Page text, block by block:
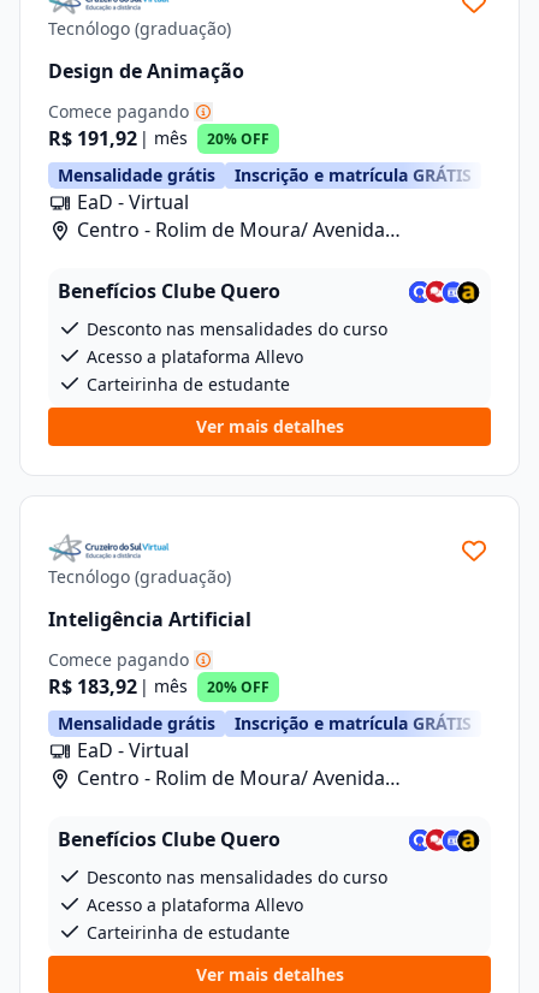
Tecnólogo (graduação)
Design de Animação
Comece pagando
R$ 191,92 | mês 20% OFF
Mensalidade grátis Inscrição e matrícula GRÁTIS
EaD - Virtual
Centro - Rolim de Moura/ Avenida
Benefícios Clube Quero
Desconto nas mensalidades do curso
Acesso a plataforma Allevo
Carteirinha de estudante
Ver mais detalhes
Tecnólogo (graduação)
Inteligência Artificial
Comece pagando
R$ 183,92 | mês 20% OFF
Mensalidade grátis Inscrição e matrícula GRÁTIS
EaD - Virtual
Centro - Rolim de Moura/ Avenida
Benefícios Clube Quero
Desconto nas mensalidades do curso
Acesso a plataforma Allevo
Carteirinha de estudante
Ver mais detalhes